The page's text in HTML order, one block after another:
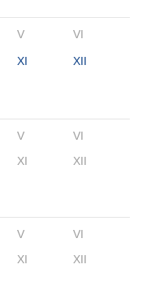
V VI
XI XII
V
VI
XI XII
V
VI
XI XII